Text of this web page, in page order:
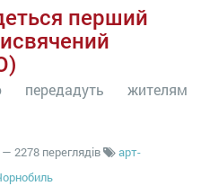
перший
жителям
— 2278 переглядів
арт-